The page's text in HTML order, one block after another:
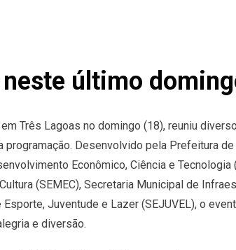
último
em Três Lagoas no domingo (18), reuniu
programação. Desenvolvido pela Prefeitura
Econômico, Ciência e Tecnologia
(SEMEC), Secretaria Municipal de
Juventude e Lazer (SEJUVEL), o
e diversão.